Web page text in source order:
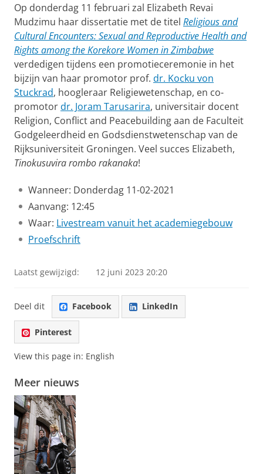
Op donderdag 11 februari zal Elizabeth Revai
Mudzimu haar dissertatie met de titel Religious and
Cultural Encounters: Sexual and Reproductive Health and
Rights among the Korekore Women in Zimbabwe
verdedigen tijdens een promotieceremonie in het
bijzijn van haar promotor prof. dr. Kocku von
Stuckrad, hoogleraar Religiewetenschap, en co-
promotordr. Joram Tarusarira, universitair docent
Religion, Conflict and Peacebuilding aan de Faculteit
Godgeleerdheid en Godsdienstwetenschap van de
Rijksuniversiteit Groningen. Veel succes Elizabeth,
Tinokusuvira rombo rakanaka!
Wanneer: Donderdag 11-02-2021
Aanvang: 12:45
Waar: Livestream vanuit het academiegebouw
Proefschrift
Laatst gewijzigd: 12 juni 2023 20:20
Deel dit Facebook LinkedIn
Pinterest
View this page in: English
Meer nieuws